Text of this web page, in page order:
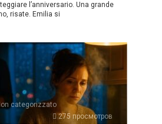
l’anniversario. Una grande
risate. Emilia si
categorizzato
275 просмотров